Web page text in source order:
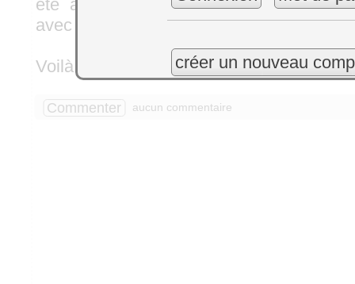
créer un nouveau
été adaptés pour qu'ils puissent être
avec cet IDE.
Voilà voilà, c'est tout pour cette semaine.
Commenter aucun commentaire